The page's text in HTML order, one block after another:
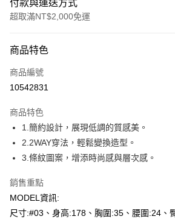
付款與運送方式
超取滿NT$2,000免運
信用卡一次付款
超商取貨付款
Apple Pay
悠遊付
全盈+PAY
AFTEE先享後付
商品特色
商品編號
10542831
商品特色
1.簡約設計，展現低調的質感美。
2.2WAY穿法，輕鬆變換造型。
3.條紋圖案，增添時尚感與層次感。
銷售重點
MODEL資訊:
尺寸:#03、身高:178、胸圍:35、腰圍:24、